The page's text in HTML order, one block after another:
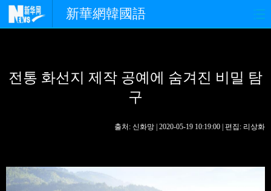
新華網韓國語
경제 사회 포토
핫 TV
생생 중국어
전통 화선지 제작 공예에 숨겨진 비밀 탐
구
출처: 신화망 | 2020-05-19 10:19:00 | 편집: 리상화